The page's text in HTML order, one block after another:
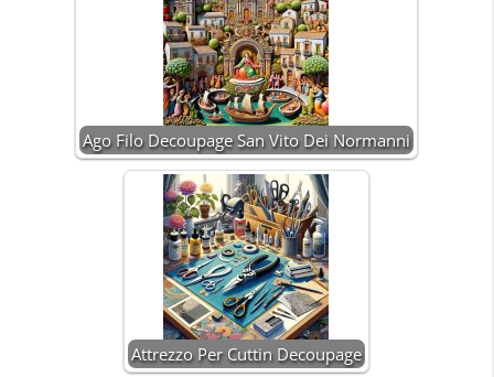
Ago Filo Decoupage San Vito Dei Normanni
Attrezzo Per Cuttin Decoupage